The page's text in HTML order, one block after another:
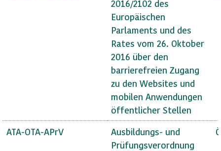
2016/2102 des
Europäischen
Parlaments und des
Rates vom 26. Oktober
2016 über den
barrierefreien Zugang
zu den Websites und
mobilen Anwendungen
öffentlicher Stellen
ATA-OTA-APrV
Ausbildungs- und
Prüfungsverordnung